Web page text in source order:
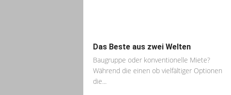
Das Beste aus zwei Welten
Baugruppe oder konventionelle Miete?
Während die einen ob vielfältiger Optionen
die...